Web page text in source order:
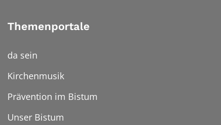
Themenportale
da sein
Kirchenmusik
Prävention im Bistum
Unser Bistum